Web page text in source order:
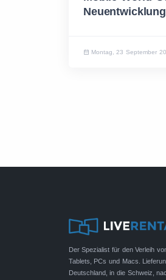
Montag, 23 September
Der Spezialist für den Verleih
Tablets, PCs und Macs.
Deutschland, in die Schweiz,